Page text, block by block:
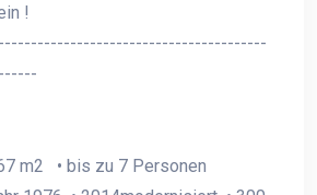
!
m2 • bis zu 7 Personen